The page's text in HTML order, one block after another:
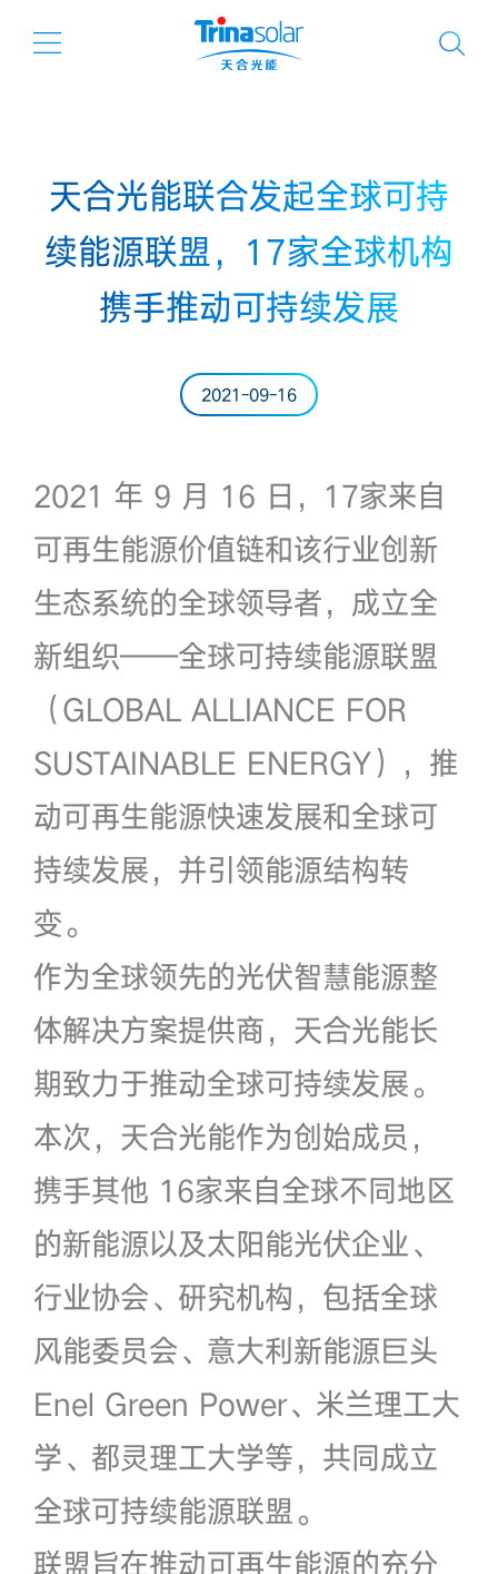
天合光能联合发起全球可持
续能源联盟，17家全球机构
携手推动可持续发展
2021-09-16
2021 年 9 月 16 日，17家来自
可再生能源价值链和该行业创新
生态系统的全球领导者，成立全
新组织——全球可持续能源联盟
（GLOBAL ALLIANCE FOR
SUSTAINABLE ENERGY），推
动可再生能源快速发展和全球可
持续发展，并引领能源结构转
变。
作为全球领先的光伏智慧能源整
体解决方案提供商，天合光能长
期致力于推动全球可持续发展。
本次，天合光能作为创始成员，
携手其他 16家来自全球不同地区
的新能源以及太阳能光伏企业、
行业协会、研究机构，包括全球
风能委员会、意大利新能源巨头
Enel Green Power、米兰理工大
学、都灵理工大学等，共同成立
全球可持续能源联盟。
联盟旨在推动可再生能源的充分